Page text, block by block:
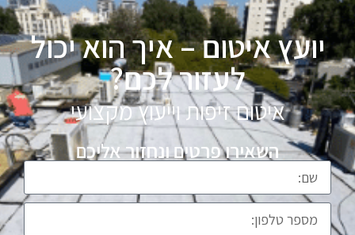
יועץ איטום – איך הוא יכול
לעזור לכם?
איטום זיפות וייעוץ מקצועי
השאירו פרטים ונחזור אליכם